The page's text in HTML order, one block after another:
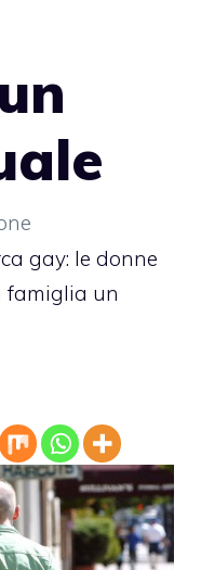
gay: le donne
famiglia un